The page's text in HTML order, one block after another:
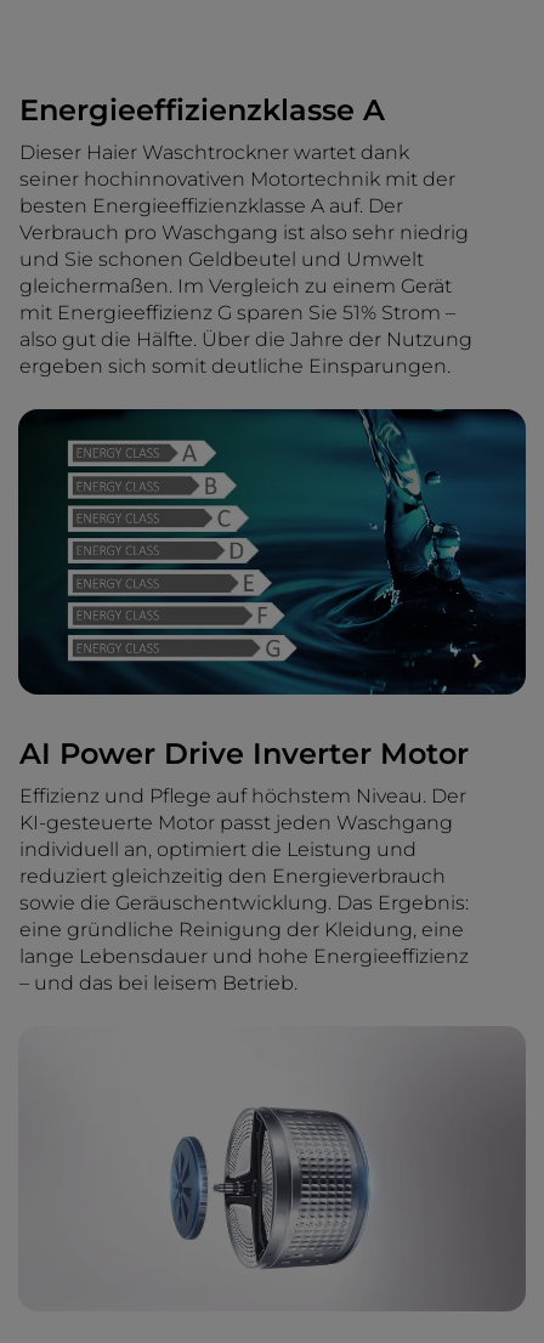
Energieeffizienzklasse A
Dieser Haier Waschtrockner wartet dank
seiner hochinnovativen Motortechnik mit der
besten Energieeffizienzklasse A auf. Der
Verbrauch pro Waschgang ist also sehr niedrig
und Sie schonen Geldbeutel und Umwelt
gleichermaßen. Im Vergleich zu einem Gerät
mit Energieeffizienz G sparen Sie 51% Strom –
also gut die Hälfte. Über die Jahre der Nutzung
ergeben sich somit deutliche Einsparungen.
AI Power Drive Inverter Motor
Effizienz und Pflege auf höchstem Niveau. Der
KI-gesteuerte Motor passt jeden Waschgang
individuell an, optimiert die Leistung und
reduziert gleichzeitig den Energieverbrauch
sowie die Geräuschentwicklung. Das Ergebnis:
eine gründliche Reinigung der Kleidung, eine
lange Lebensdauer und hohe Energieeffizienz
– und das bei leisem Betrieb.